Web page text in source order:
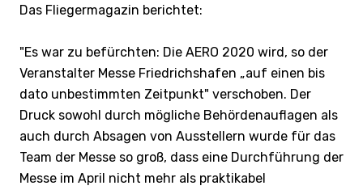
Das Fliegermagazin berichtet:
"Es war zu befürchten: Die AERO 2020 wird, so der
Veranstalter Messe Friedrichshafen „auf einen bis
dato unbestimmten Zeitpunkt" verschoben. Der
Druck sowohl durch mögliche Behördenauflagen als
auch durch Absagen von Ausstellern wurde für das
Team der Messe so groß, dass eine Durchführung der
Messe im April nicht mehr als praktikabel